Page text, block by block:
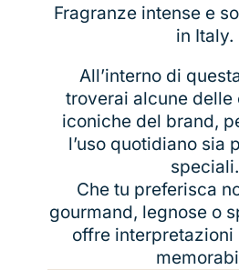
Fragranze intense e
in Italy.
All’interno di
troverai alcune delle
iconiche del brand,
l’uso quotidiano sia
speciali.
Che tu preferisca
gourmand, legnose o
offre interpretazioni